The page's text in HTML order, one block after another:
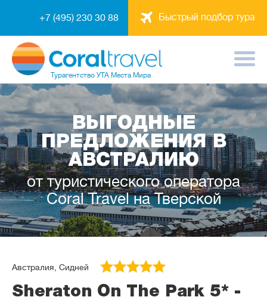
Быстрый подбор тура
+7 (495) 230 30 88
Турагентство УТА Места Мира
ВЫГОДНЫЕ
ПРЕДЛОЖЕНИЯ В
АВСТРАЛИЮ
от туристического оператора
Coral Travel на Тверской
Австралия, Сидней
Sheraton On The Park 5* -